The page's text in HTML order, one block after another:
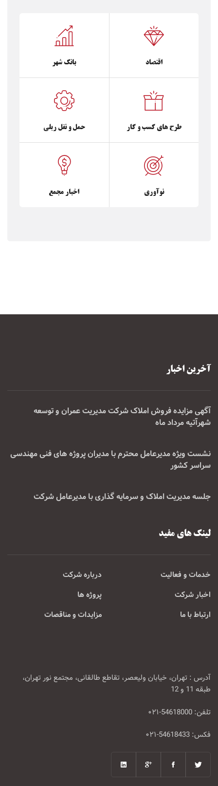
اقتصاد بانک شهر
طرح های کسب و کار حمل و نقل ریلی
نوآوری اخبار مجمع
آخرین اخبار
آگهی مزایده فروش املاک شرکت مدیریت عمران و توسعه
شهرآتیه مرداد ماه
نشست ویژه مدیرعامل محترم با مدیران پروژه های فنی مهندسی
سراسر کشور
جلسه مدیریت املاک و سرمایه گذاری با مدیرعامل شرکت
لینک های مفید
خدمات و فعالیت
درباره شرکت
اخبار شرکت
پروژه ها
ارتباط با ما
مزایدات و مناقصات
آدرس : تهران، خیابان ولیعصر، تقاطع طالقانی، مجتمع نور تهران،
طبقه 11 و 12
تلفن: 54618000-۰۲۱
فکس: 54618433-۰۲۱